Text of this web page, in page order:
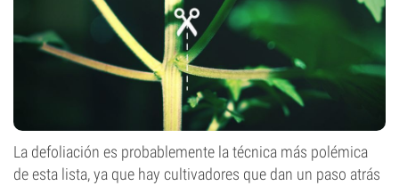
La defoliación es probablemente la técnica más polémica
de esta lista, ya que hay cultivadores que dan un paso atrás